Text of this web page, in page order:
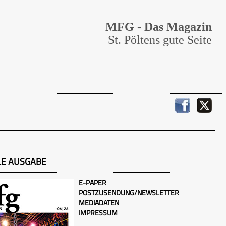
MFG - Das Magazin
St. Pöltens gute Seite
AUSGABE
E-PAPER
POSTZUSENDUNG/NEWSLETTER
MEDIADATEN
IMPRESSUM